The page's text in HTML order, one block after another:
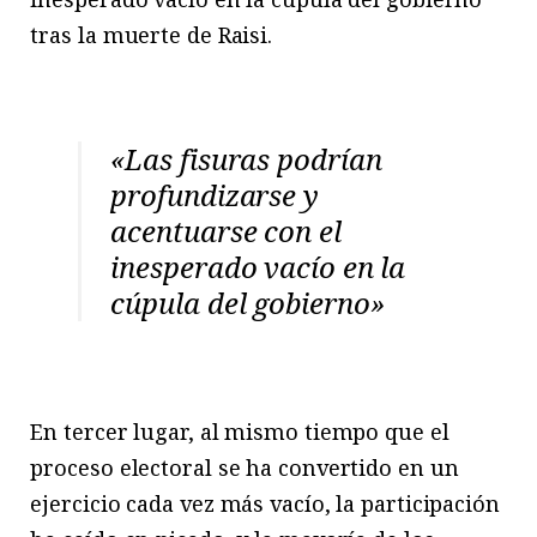
tras la muerte de Raisi.
«Las fisuras podrían
profundizarse y
acentuarse con el
inesperado vacío en la
cúpula del gobierno»
En tercer lugar, al mismo tiempo que el
proceso electoral se ha convertido en un
ejercicio cada vez más vacío, la participación